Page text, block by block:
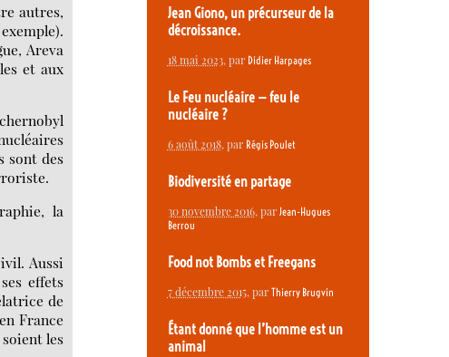
autres,
Areva
et aux
sont des
la
Aussi
effets
de
France
les
Jean Giono, un précurseur de la
décroissance.
18 mai 2023, par Didier Harpages
Le Feu nucléaire — feu le
nucléaire ?
6 août 2018, par Régis Poulet
Biodiversité en partage
30 novembre 2016, par Jean-Hugues
Berrou
Food not Bombs et Freegans
7 décembre 2015, par Thierry Brugvin
Étant donné que l’homme est un
animal